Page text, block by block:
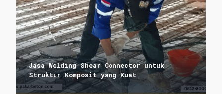
Jasa Welding Shear Connector untuk
Struktur Komposit yang Kuat